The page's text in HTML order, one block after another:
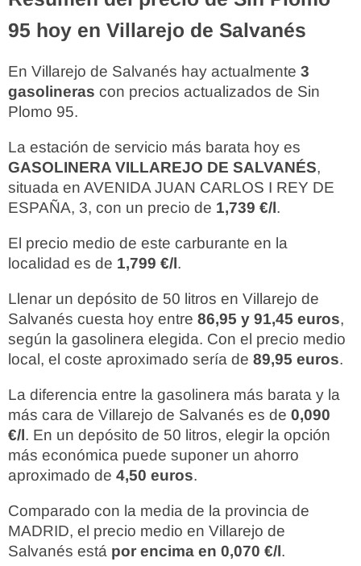
95 hoy en Villarejo de Salvanés
En Villarejo de Salvanés hay actualmente 3
gasolineras con precios actualizados de Sin
Plomo 95.
La estación de servicio más barata hoy es
GASOLINERA VILLAREJO DE SALVANÉS,
situada en AVENIDA JUAN CARLOS I REY DE
ESPAÑA, 3, con un precio de 1,739 €/l.
El precio medio de este carburante en la
localidad es de 1,799 €/l.
Llenar un depósito de 50 litros en Villarejo de
Salvanés cuesta hoy entre 86,95 y 91,45 euros,
según la gasolinera elegida. Con el precio medio
local, el coste aproximado sería de 89,95 euros.
La diferencia entre la gasolinera más barata y la
más cara de Villarejo de Salvanés es de 0,090
€/l. En un depósito de 50 litros, elegir la opción
más económica puede suponer un ahorro
aproximado de 4,50 euros.
Comparado con la media de la provincia de
MADRID, el precio medio en Villarejo de
Salvanés está por encima en 0,070 €/l.